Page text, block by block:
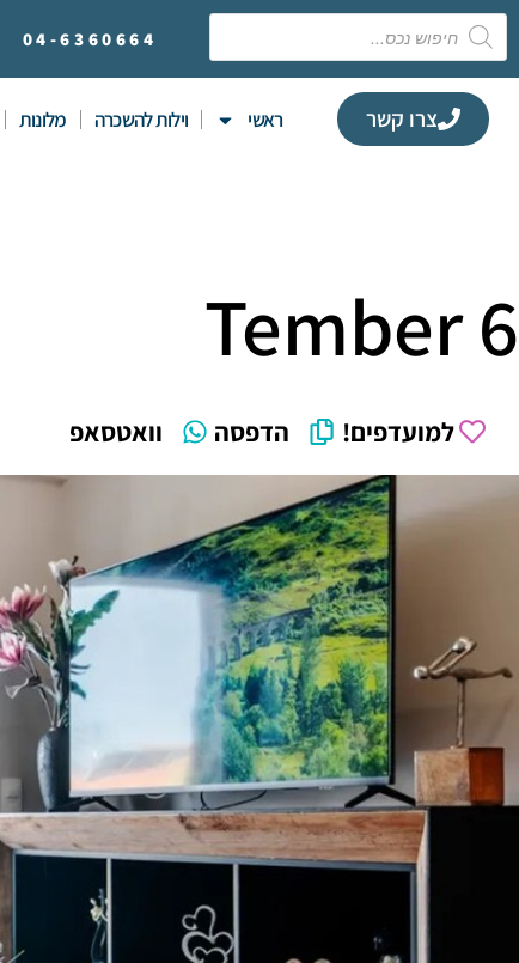
04-6360664
צרו קשר ראשי וילות להשכרה מלונות
Tember 6
למועדפים! הדפסה וואטסאפ